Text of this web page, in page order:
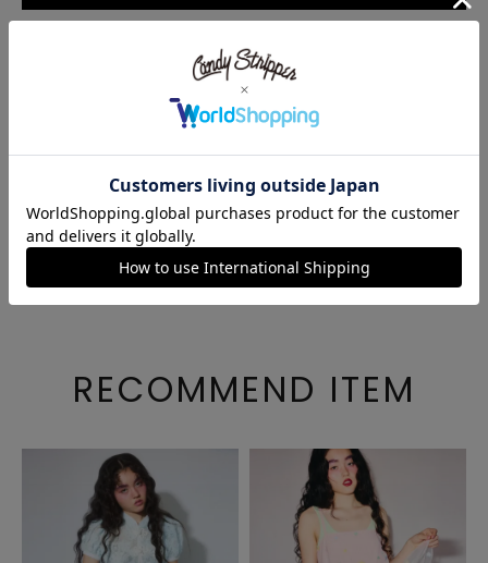
商品説明
商品番号 1251503
ご注文後のキャンセル・変更について
RECOMMEND ITEM